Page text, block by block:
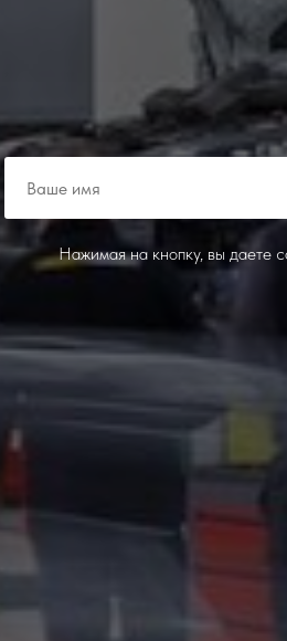
Нажимая на кнопку, вы даете